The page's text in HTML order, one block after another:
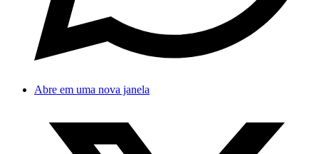
Abre em uma nova janela